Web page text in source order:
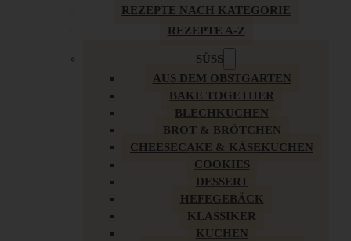
REZEPTE NACH KATEGORIE
REZEPTE A-Z
SÜSS
AUS DEM OBSTGARTEN
BAKE TOGETHER
BLECHKUCHEN
BROT & BRÖTCHEN
CHEESECAKE & KÄSEKUCHEN
COOKIES
DESSERT
HEFEGEBÄCK
KLASSIKER
KUCHEN